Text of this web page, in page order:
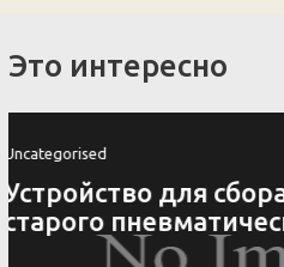
Это интересно
Uncategorised
Ключница своими
оригинальных